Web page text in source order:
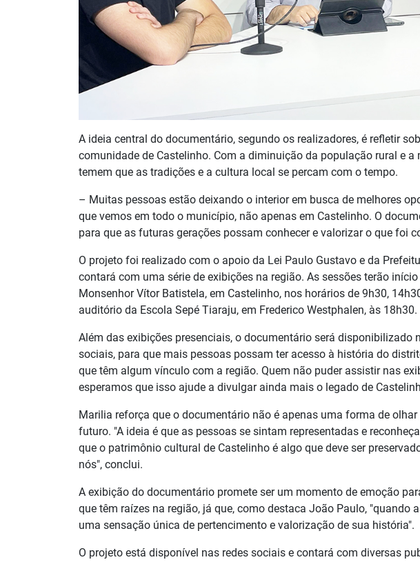
A ideia central do documentário, segundo os realizadores, é refletir
comunidade de Castelinho. Com a diminuição da população rural e
temem que as tradições e a cultura local se percam com o tempo.
– Muitas pessoas estão deixando o interior em busca de melhores
que vemos em todo o município, não apenas em Castelinho. O
para que as futuras gerações possam conhecer e valorizar o que foi
O projeto foi realizado com o apoio da Lei Paulo Gustavo e da
contará com uma série de exibições na região. As sessões terão
Monsenhor Vítor Batistela, em Castelinho, nos horários de 9h30,
auditório da Escola Sepé Tiaraju, em Frederico Westphalen, às 18h30.
Além das exibições presenciais, o documentário será disponibilizado
sociais, para que mais pessoas possam ter acesso à história do
que têm algum vínculo com a região. Quem não puder assistir nas
esperamos que isso ajude a divulgar ainda mais o legado de
Marilia reforça que o documentário não é apenas uma forma de
futuro. "A ideia é que as pessoas se sintam representadas e
que o patrimônio cultural de Castelinho é algo que deve ser
nós", conclui.
A exibição do documentário promete ser um momento de emoção
que têm raízes na região, já que, como destaca João Paulo, "quando
uma sensação única de pertencimento e valorização de sua história".
O projeto está disponível nas redes sociais e contará com diversas